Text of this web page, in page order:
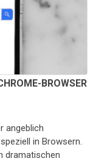
BROWSER
angeblich
in Browsern.
dramatischen